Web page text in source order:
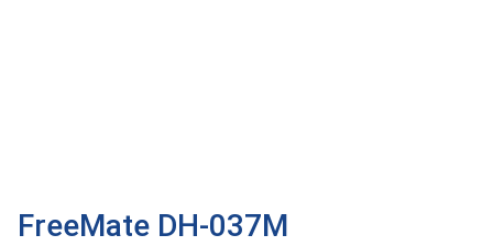
FreeMate DH-037M
Contact